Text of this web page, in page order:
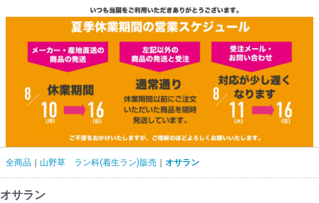
全商品 山野草 ラン科(着生ラン)販売 オサラン
オサラン